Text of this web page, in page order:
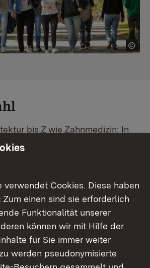
bis Z wie Zahnmedizin: In
warten unzählige
schnell den passenden
gibt's eine Schritt-für-
deinem Traum-Studium.
in Baden-Württemberg
verwendet Cookies. Diese haben
Zum einen sind sie erforderlich
Funktionalität unserer
können wir mit Hilfe der
für Sie immer weiter
werden pseudonymisierte